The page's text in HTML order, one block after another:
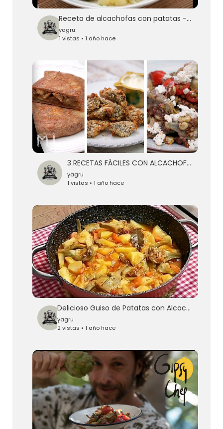
Receta de alcachofas con patatas - Karlos Arguiñano
yagru
1 vistas • 1 año hace
3 RECETAS FÁCILES CON ALCACHOFAS
yagru
1 vistas • 1 año hace
Delicioso Guiso de Patatas con Alcachofas (A mi manera)
yagru
2 vistas • 1 año hace